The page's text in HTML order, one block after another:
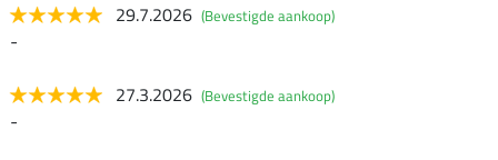
29.7.2026 (Bevestigde aankoop)
-
27.3.2026 (Bevestigde aankoop)
-